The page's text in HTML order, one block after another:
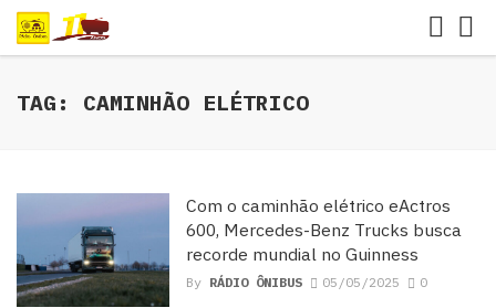
TAG: CAMINHÃO ELÉTRICO
Com o caminhão elétrico eActros
600, Mercedes-Benz Trucks busca
recorde mundial no Guinness
By RÁDIO ÔNIBUS 05/05/2025 0